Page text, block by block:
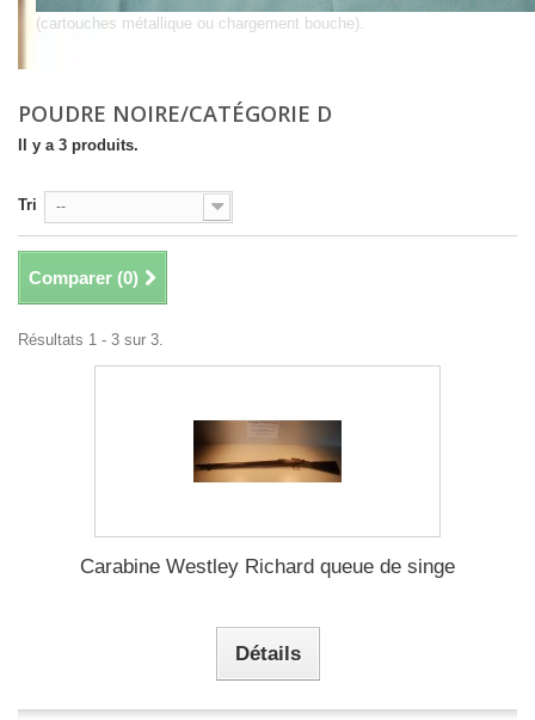
(cartouches métallique ou chargement bouche).
POUDRE NOIRE/CATÉGORIE D
Il y a 3 produits.
Tri --
Comparer (0)
Résultats 1 - 3 sur 3.
Carabine Westley Richard queue de singe
Détails